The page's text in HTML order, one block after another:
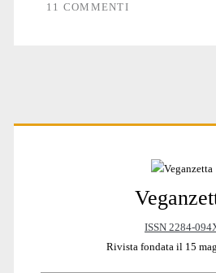
11 COMMENTI
Primary
ISSN 2284-
Rivista fondata il 15